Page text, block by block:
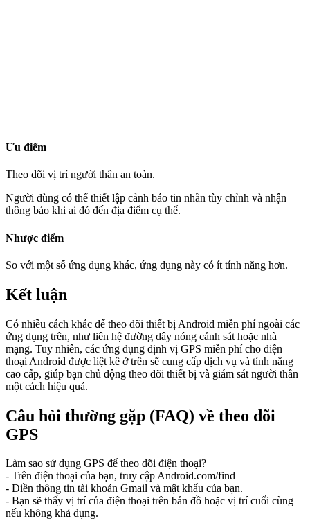
Ưu điểm
Theo dõi vị trí người thân an toàn.
Người dùng có thể thiết lập cảnh báo tin nhắn tùy chỉnh và nhận
thông báo khi ai đó đến địa điểm cụ thể.
Nhược điểm
So với một số ứng dụng khác, ứng dụng này có ít tính năng hơn.
Kết luận
Có nhiều cách khác để theo dõi thiết bị Android miễn phí ngoài các
ứng dụng trên, như liên hệ đường dây nóng cảnh sát hoặc nhà
mạng. Tuy nhiên, các ứng dụng định vị GPS miễn phí cho điện
thoại Android được liệt kê ở trên sẽ cung cấp dịch vụ và tính năng
cao cấp, giúp bạn chủ động theo dõi thiết bị và giám sát người thân
một cách hiệu quả.
Câu hỏi thường gặp (FAQ) về theo dõi
GPS
Làm sao sử dụng GPS để theo dõi điện thoại?
- Trên điện thoại của bạn, truy cập Android.com/find
- Điền thông tin tài khoản Gmail và mật khẩu của bạn.
- Bạn sẽ thấy vị trí của điện thoại trên bản đồ hoặc vị trí cuối cùng
nếu không khả dụng.